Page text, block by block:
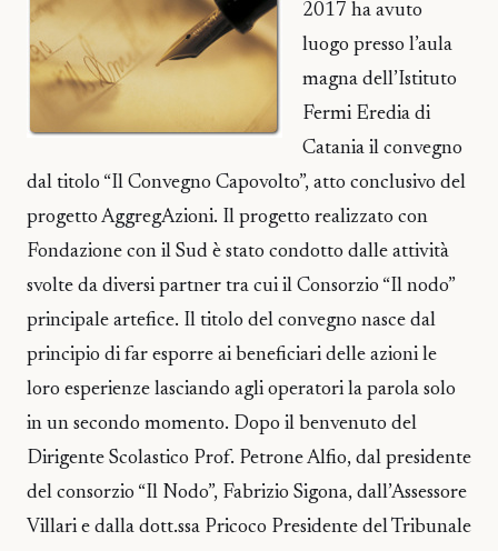
2017 ha avuto
luogo presso l’aula
magna dell’Istituto
Fermi Eredia di
Catania il convegno
dal titolo “Il Convegno Capovolto”, atto conclusivo del
progetto AggregAzioni. Il progetto realizzato con
Fondazione con il Sud è stato condotto dalle attività
svolte da diversi partner tra cui il Consorzio “Il nodo”
principale artefice. Il titolo del convegno nasce dal
principio di far esporre ai beneficiari delle azioni le
loro esperienze lasciando agli operatori la parola solo
in un secondo momento. Dopo il benvenuto del
Dirigente Scolastico Prof. Petrone Alfio, dal presidente
del consorzio “Il Nodo”, Fabrizio Sigona, dall’Assessore
Villari e dalla dott.ssa Pricoco Presidente del Tribunale